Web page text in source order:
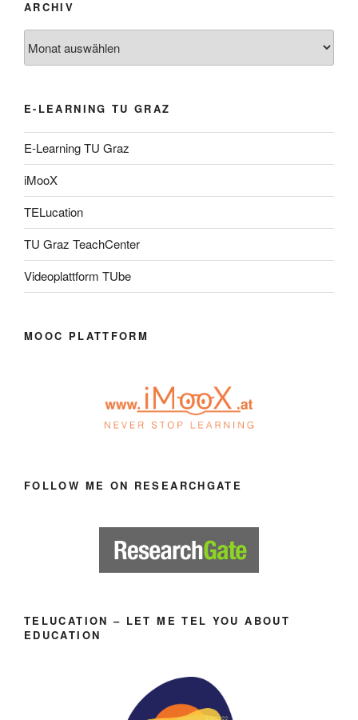
ARCHIV
E-LEARNING TU GRAZ
E-Learning TU Graz
iMooX
TELucation
TU Graz TeachCenter
Videoplattform TUbe
MOOC PLATTFORM
FOLLOW ME ON RESEARCHGATE
TELUCATION – LET ME TEL YOU ABOUT
EDUCATION